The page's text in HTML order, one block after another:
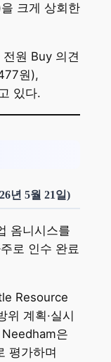
크게 상회한
원 Buy 의견
원),
있다.
년 5월 21일)
옴니시스를
로 인수 완료
Resource
계획·실시
은
평가하며